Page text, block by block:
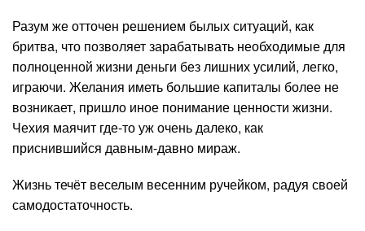
Разум же отточен решением былых ситуаций, как
бритва, что позволяет зарабатывать необходимые для
полноценной жизни деньги без лишних усилий, легко,
играючи. Желания иметь большие капиталы более не
возникает, пришло иное понимание ценности жизни.
Чехия маячит где-то уж очень далеко, как
приснившийся давным-давно мираж.
Жизнь течёт веселым весенним ручейком, радуя своей
самодостаточность.